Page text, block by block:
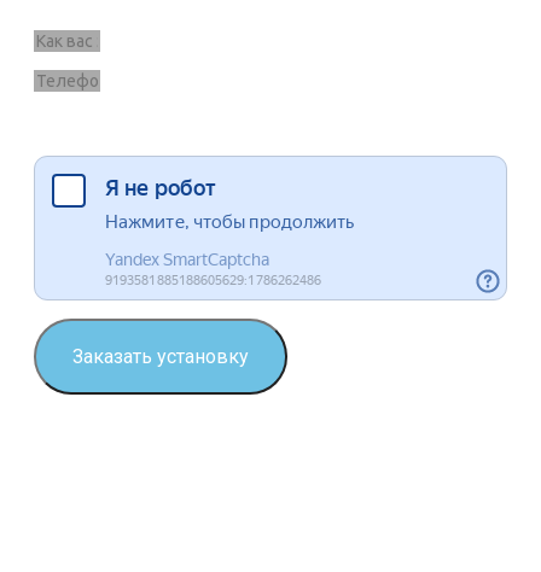
Заказать установку